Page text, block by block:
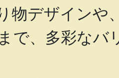
物デザインや
で、多彩なバ